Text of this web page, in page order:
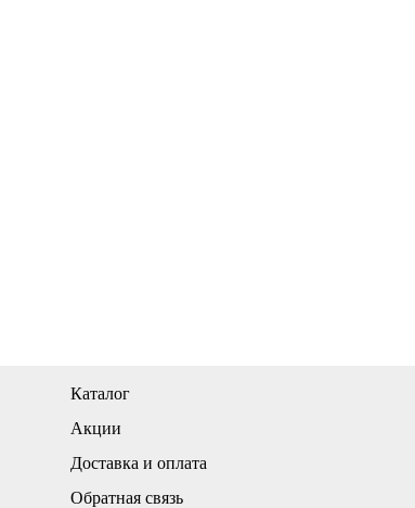
Каталог
Акции
Доставка и оплата
Обратная связь